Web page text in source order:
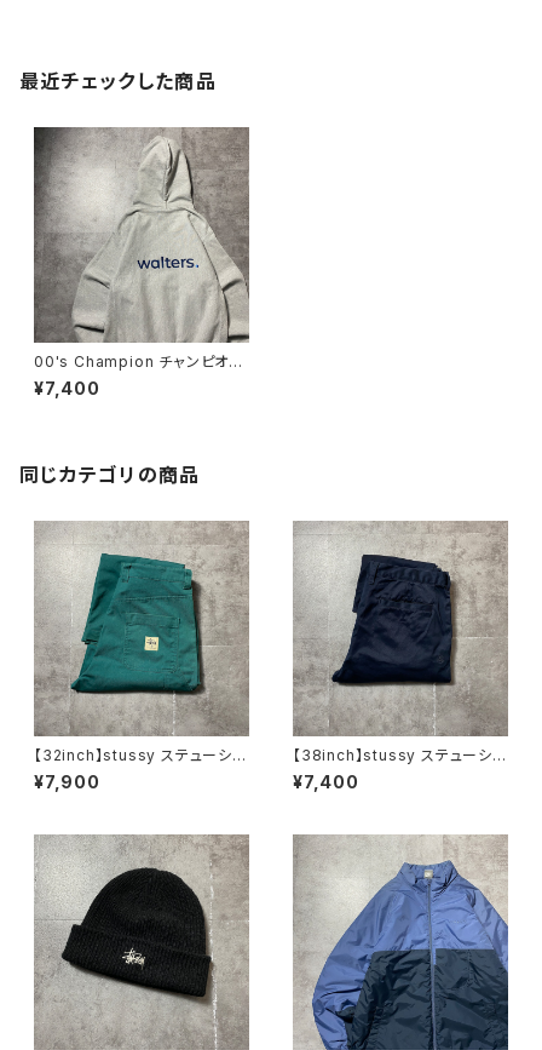
最近チェックした商品
00's Champion チャンピオ
ン プレミアムリバースウィー
ブ バックプリント 企業ロゴ
¥7,400
同じカテゴリの商品
【32inch】stussy ステューシ
ー ジッパーフライ グリー
ン ダブルニー ワークパンツ
¥7,900
【38inch】stussy ステューシ
ー ジッパーフライ SSリン
ク 刺繍ロゴ ネイビー クロ
¥7,400